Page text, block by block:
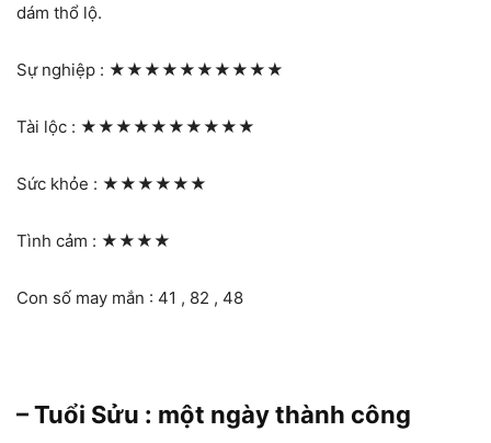
dám thổ lộ.
Sự nghiệp : ★★★★★★★★★★
Tài lộc : ★★★★★★★★★★
Sức khỏe : ★★★★★★
Tình cảm : ★★★★
Con số may mắn : 41 , 82 , 48
– Tuổi Sửu : một ngày thành công